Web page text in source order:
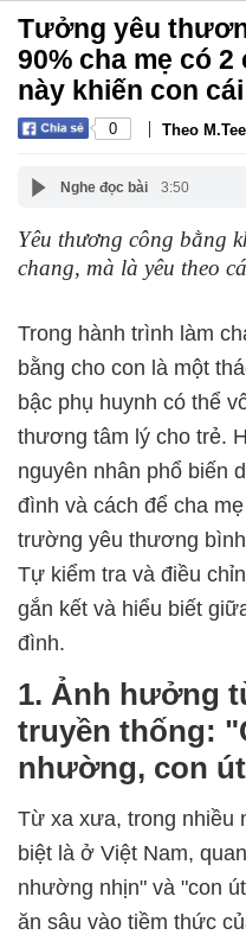
Tưởng yêu
90% cha mẹ có
này khiến con
0 | Theo M.Tee
Nghe đọc bài 3:50
Yêu thương công bằng
chang, mà là yêu theo
Trong hành trình làm
bằng cho con là một
bậc phụ huynh có thể
thương tâm lý cho trẻ.
nguyên nhân phổ biến
đình và cách để cha
trường yêu thương
Tự kiểm tra và điều
gắn kết và hiểu biết
đình.
1. Ảnh hưởng
truyền thống:
nhường, con
Từ xa xưa, trong nhiều
biệt là ở Việt Nam,
nhường nhịn" và "con
ăn sâu vào tiềm thức